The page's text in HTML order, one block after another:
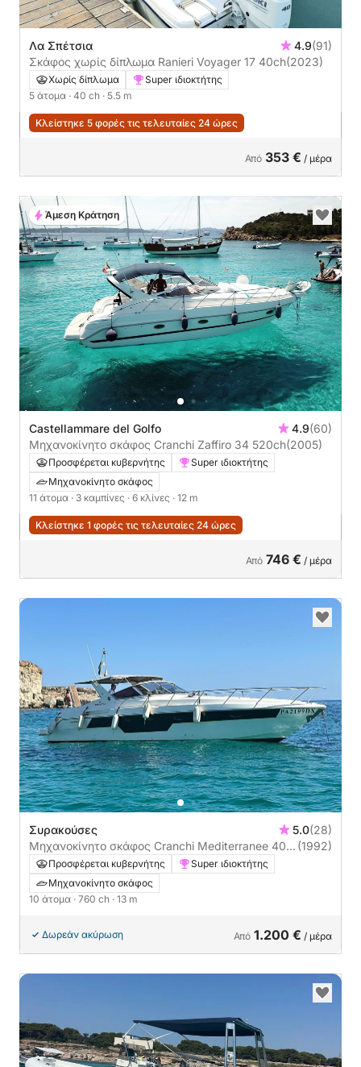
Λα Σπέτσια 4.9(91)
Σκάφος χωρίς δίπλωμα Ranieri Voyager 17 40ch(2023)
Χωρίς δίπλωμα
Super ιδιοκτήτης
5 άτομα · 40 ch · 5.5 m
Κλείστηκε 5 φορές τις τελευταίες 24 ώρες
Από 353 € / μέρα
Castellammare del Golfo 4.9(60)
Μηχανοκίνητο σκάφος Cranchi Zaffiro 34 520ch(2005)
Προσφέρεται κυβερνήτης
Super ιδιοκτήτης
Μηχανοκίνητο σκάφος
11 άτομα · 3 καμπίνες · 6 κλίνες · 12 m
Κλείστηκε 1 φορές τις τελευταίες 24 ώρες
Από 746 € / μέρα
Άμεση Κράτηση
Συρακούσες 5.0(28)
Μηχανοκίνητο σκάφος Cranchi Mediterranee 40
760ch
(1992)
Προσφέρεται κυβερνήτης
Super ιδιοκτήτης
Μηχανοκίνητο σκάφος
10 άτομα · 760 ch · 13 m
Δωρεάν ακύρωση Από 1.200 € / μέρα